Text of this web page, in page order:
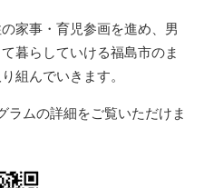
家事・育児参画を進め、男
暮らしていける福島市のま
組んでいきます。
ラムの詳細をご覧いただけま